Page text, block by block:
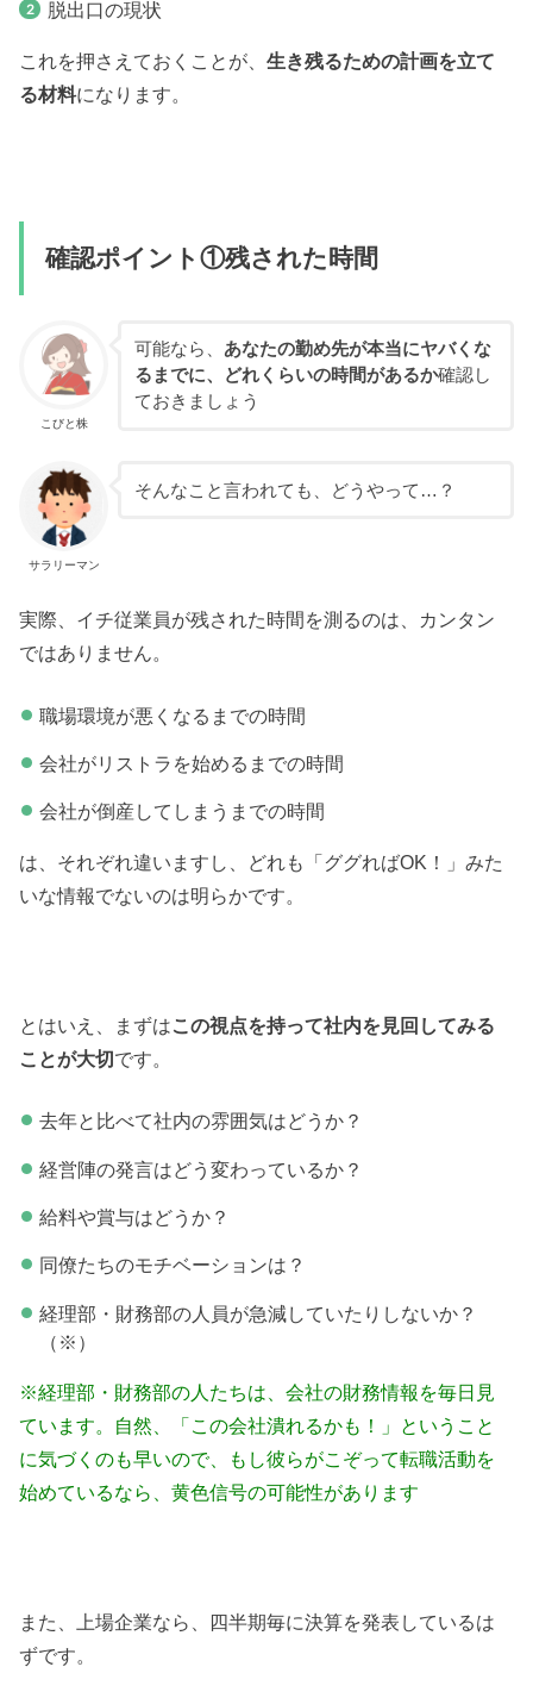
脱出口の現状
これを押さえておくことが、生き残るための計画を立て
る材料になります。
確認ポイント①残された時間
こびと株
可能なら、 あなたの勤め先が本当にヤバくな
るまでに、どれくらいの時間があるか確認し
ておきましょう
サラリーマン
そんなこと言われても、どうやって…？
実際、イチ従業員が残された時間を測るのは、カンタン
ではありません。
職場環境が悪くなるまでの時間
会社がリストラを始めるまでの時間
会社が倒産してしまうまでの時間
は、それぞれ違いますし、どれも「ググればOK！」みた
いな情報でないのは明らかです。
とはいえ、まずはこの視点を持って社内を見回してみる
ことが大切です。
去年と比べて社内の雰囲気はどうか？
経営陣の発言はどう変わっているか？
給料や賞与はどうか？
同僚たちのモチベーションは？
経理部・財務部の人員が急減していたりしないか？
（※）
※経理部・財務部の人たちは、会社の財務情報を毎日見
ています。自然、「この会社潰れるかも！」ということ
に気づくのも早いので、もし彼らがこぞって転職活動を
始めているなら、黄色信号の可能性があります
また、上場企業なら、四半期毎に決算を発表しているは
ずです。